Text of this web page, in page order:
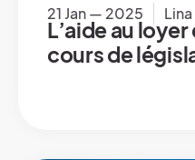
21 Jan — 2025
L’aide au
cours de